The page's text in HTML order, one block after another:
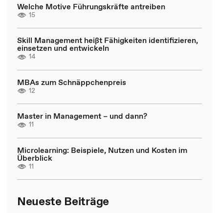
Welche Motive Führungskräfte antreiben
15
Skill Management heißt Fähigkeiten identifizieren,
einsetzen und entwickeln
14
MBAs zum Schnäppchenpreis
12
Master in Management – und dann?
11
Microlearning: Beispiele, Nutzen und Kosten im
Überblick
11
Neueste Beiträge